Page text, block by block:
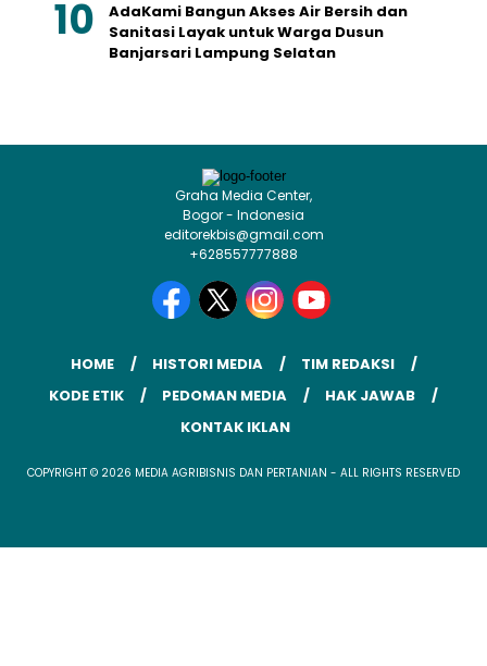
AdaKami Bangun Akses Air Bersih dan
Sanitasi Layak untuk Warga Dusun
Banjarsari Lampung Selatan
Graha Media Center,
Bogor - Indonesia
editorekbis@gmail.com
+628557777888
HOME HISTORI MEDIA
TIM REDAKSI
KODE ETIK
PEDOMAN MEDIA
HAK JAWAB
KONTAK IKLAN
COPYRIGHT © 2026 MEDIA AGRIBISNIS DAN PERTANIAN - ALL RIGHTS RESERVED